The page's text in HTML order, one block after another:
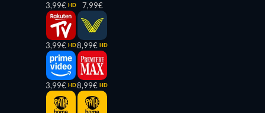
3,99€ HD
3,99€ HD
3,99€ HD
7,99€
8,99€ HD
8,99€ HD